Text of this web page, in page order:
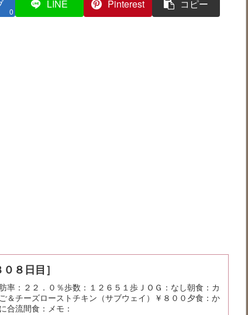
0
LINE Pinterest コピー
８日目］
率：２２．０％歩数：１２６５１歩ＪＯＧ：なし朝食：カ
＆チーズローストチキン（サブウェイ）￥８００夕食：か
合流間食：メモ：